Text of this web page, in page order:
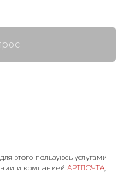
этого пользуюсь услугами
и компанией АРТПОЧТА,